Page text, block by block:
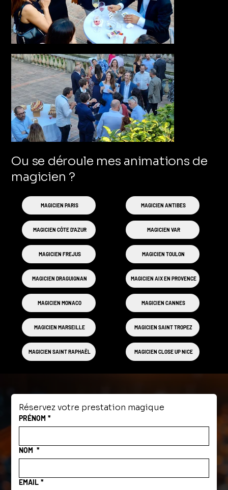
Ou se déroule mes animations de
magicien ?
MAGICIEN PARIS MAGICIEN ANTIBES
MAGICIEN CÔTE D'AZUR MAGICIEN VAR
MAGICIEN FREJUS MAGICIEN TOULON
MAGICIEN DRAGUIGNAN MAGICIEN AIX EN PROVENCE
MAGICIEN MONACO MAGICIEN CANNES
MAGICIEN MARSEILLE MAGICIEN SAINT TROPEZ
MAGICIEN SAINT RAPHAËL MAGICIEN CLOSE UP NICE
Réservez votre prestation magique
PRÉNOM *
NOM *
EMAIL *